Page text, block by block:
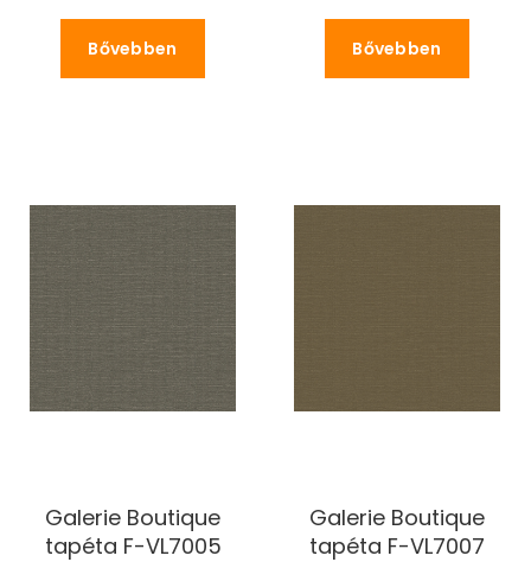
Bővebben Bővebben
Galerie Boutique
tapéta F-VL7005
Galerie Boutique
tapéta F-VL7007